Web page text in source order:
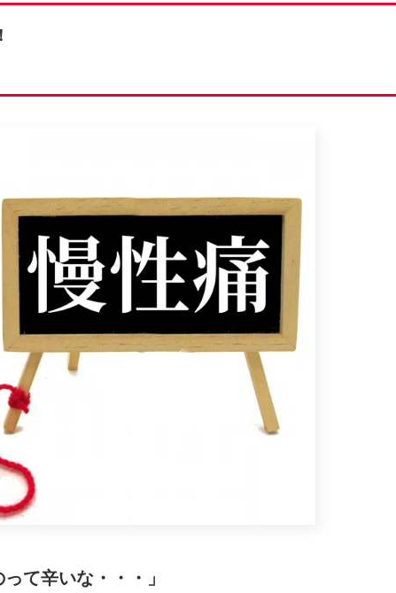
って辛いな・・・」